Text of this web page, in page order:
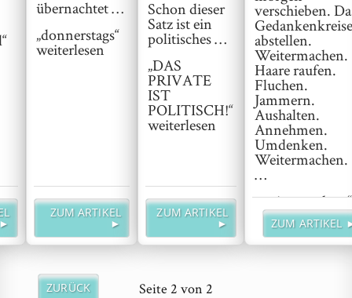
übernachtet …
„donnerstags“
weiterlesen
ZUM ARTIKEL
►
Schon dieser
Satz ist ein
politisches …
„DAS
PRIVATE
IST
POLITISCH!“
weiterlesen
ZUM ARTIKEL
►
verschieben.
abstellen.
Weitermachen.
Haare raufen.
Fluchen.
Jammern.
Aushalten.
Annehmen.
Umdenken.
Weitermachen.
…
„weitermachen “
weiterlesen
ZUM ARTIKEL
ZURÜCK Seite 2 von 2